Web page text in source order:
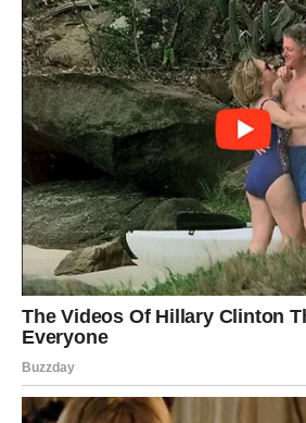
Na ljubavnom planu očekuje vas
Slobodne Vodolije imaju velike
koja će im veoma brzo postati jedna
životu.
Ribe
Ribe ulaze u dan ispunjen lepim
planovi napreduju, finansijska
a jedna vest mogla bi vas posebno
Na ljubavnom planu očekuju vas
pažnje. Slobodne Ribe mogu